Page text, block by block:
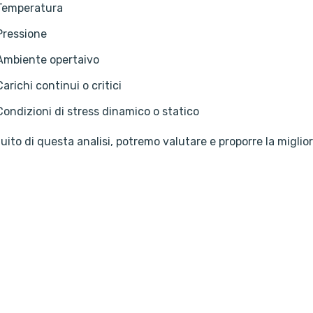
opertaivo
continui o critici
di stress dinamico o statico
di questa analisi, potremo valutare e proporre la